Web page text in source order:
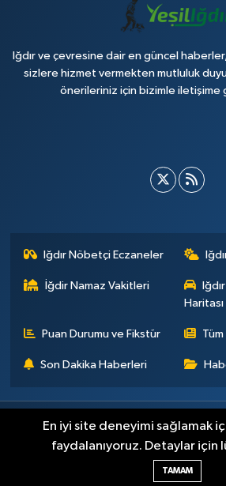
Iğdır ve çevresine dair en güncel
sizlere hizmet vermekten mutluluk
önerileriniz için bizimle iletişime
Iğdır Nöbetçi Eczaneler
İğdir Namaz Vakitleri
Haritası
Puan Durumu ve Fikstür
Son Dakika Haberleri
Künye İletişim Çerez Politikası
Haber Yazılımı:
En iyi site deneyimi sağlamak
faydalanıyoruz. Detaylar için
TAMAM